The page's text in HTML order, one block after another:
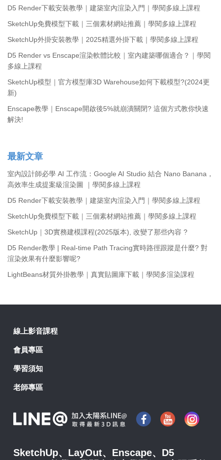
D5 Render下載安裝教學｜建築室內渲染入門｜學閱多線上課程
SketchUp免費模型下載｜三個素材網站推薦｜學閱多線上課程
SketchUp外掛安裝教學｜2025精選外掛下載｜學閱多線上課程
D5 Render vs Enscape渲染軟體比較｜室內建築哪個適合？｜學閱
多線上課程
SketchUp模型｜官方模型庫3D Warehouse如何下載模型?(2024更
新)
Enscape教學｜Enscape開啟後5%就崩潰關閉? 這個方式教你快速
解決!
最新文章
室內設計師必學 AI 工作流：Google AI Studio 結合 Nano Banana，
高效率生成提案級渲染圖 ｜學閱多線上課程
D5 Render下載安裝教學｜建築室內渲染入門｜學閱多線上課程
SketchUp免費模型下載｜三個素材網站推薦｜學閱多線上課程
SketchUp｜3D實務建模課程(2025版本), 改變了那些內容 ?
D5 Render教學 | Real-time Path Tracing實時路徑跟蹤是什麼? 對
渲染效果有什麼影響呢?
LightBeans材質外掛教學｜真實貼圖庫下載｜學閱多渲染課程
線上影音課程
會員專區
學習須知
老師專區
SketchUp、LayOut、Enscape、D5